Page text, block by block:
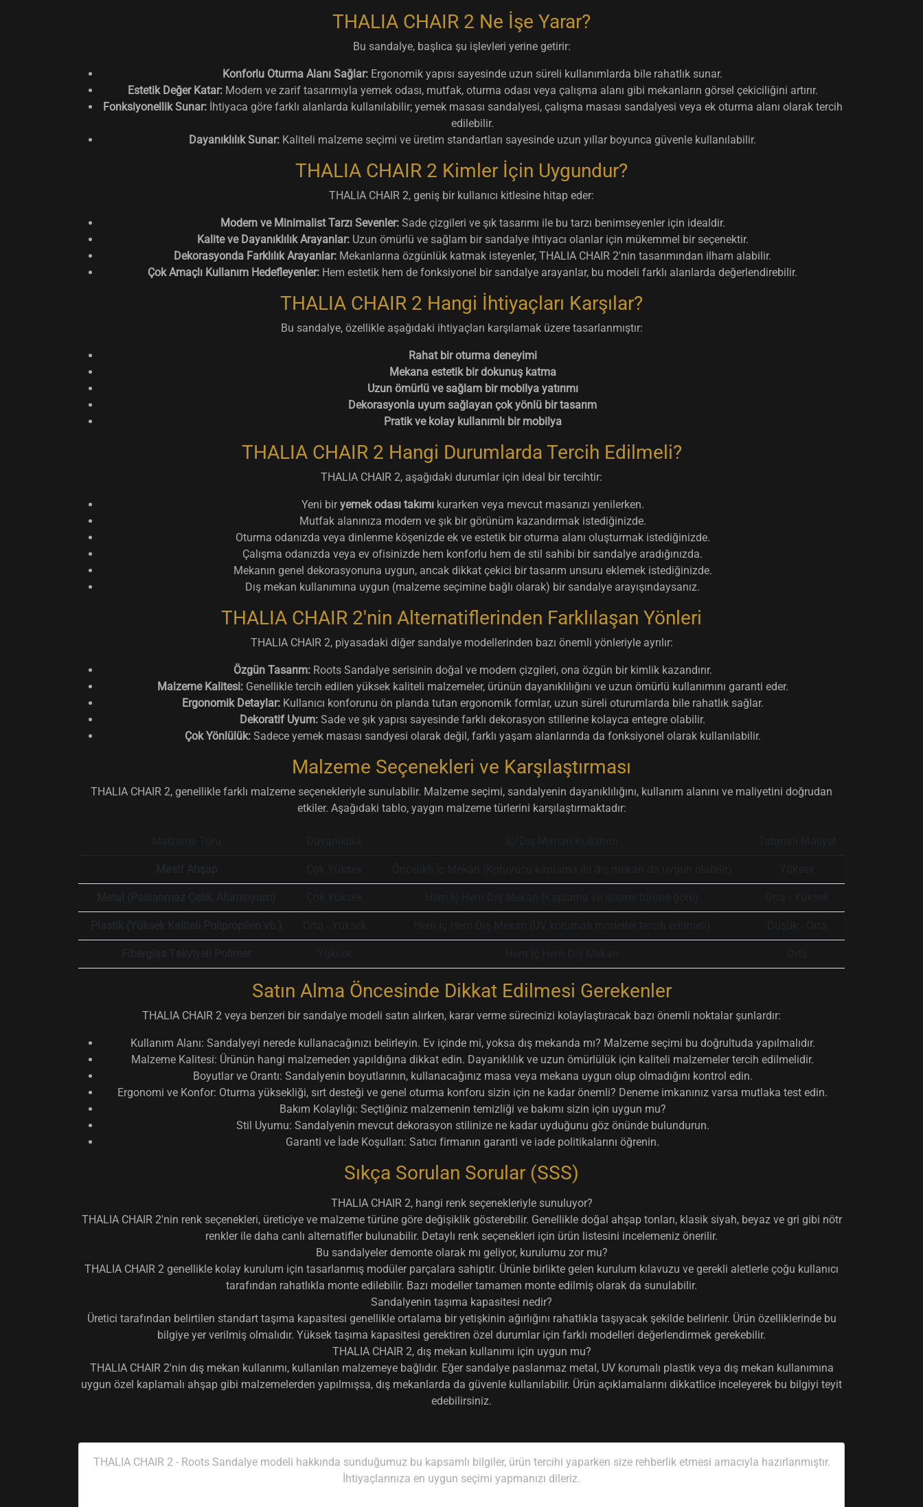
THALIA CHAIR 2 Ne İşe Yarar?
Bu sandalye, başlıca şu işlevleri yerine getirir:
Konforlu Oturma Alanı Sağlar: Ergonomik yapısı sayesinde uzun süreli kullanımlarda bile rahatlık sunar.
Estetik Değer Katar:Modern ve zarif tasarımıyla yemek odası, mutfak, oturma odası veya çalışma alanı gibi mekanların görsel çekiciliğini artırır.
Fonksiyonellik Sunar:İhtiyaca göre farklı alanlarda kullanılabilir; yemek masası sandalyesi, çalışma masası sandalyesi veya ek oturma alanı olarak tercih
edilebilir.
Dayanıklılık Sunar: Kaliteli malzeme seçimi ve üretim standartları sayesinde uzun yıllar boyunca güvenle kullanılabilir.
THALIA CHAIR 2 Kimler İçin Uygundur?
THALIA CHAIR 2, geniş bir kullanıcı kitlesine hitap eder:
Modern ve Minimalist Tarzı Sevenler:Sade çizgileri ve şık tasarımı ile bu tarzı benimseyenler için idealdir.
Kalite ve Dayanıklılık Arayanlar:Uzun ömürlü ve sağlam bir sandalye ihtiyacı olanlar için mükemmel bir seçenektir.
Dekorasyonda Farklılık Arayanlar: Mekanlarına özgünlük katmak isteyenler, THALIA CHAIR 2'nin tasarımından ilham alabilir.
Çok Amaçlı Kullanım Hedefleyenler: Hem estetik hem de fonksiyonel bir sandalye arayanlar, bu modeli farklı alanlarda değerlendirebilir.
THALIA CHAIR 2 Hangi İhtiyaçları Karşılar?
Bu sandalye, özellikle aşağıdaki ihtiyaçları karşılamak üzere tasarlanmıştır:
Rahat bir oturma deneyimi
Mekana estetik bir dokunuş katma
Uzun ömürlü ve sağlam bir mobilya yatırımı
Dekorasyonla uyum sağlayan çok yönlü bir tasarım
Pratik ve kolay kullanımlı bir mobilya
THALIA CHAIR 2 Hangi Durumlarda Tercih Edilmeli?
THALIA CHAIR 2, aşağıdaki durumlar için ideal bir tercihtir:
Yeni biryemek odası takımıkurarken veya mevcut masanızı yenilerken.
Mutfak alanınıza modern ve şık bir görünüm kazandırmak istediğinizde.
Oturma odanızda veya dinlenme köşenizde ek ve estetik bir oturma alanı oluşturmak istediğinizde.
Çalışma odanızda veya ev ofisinizde hem konforlu hem de stil sahibi bir sandalye aradığınızda.
Mekanın genel dekorasyonuna uygun, ancak dikkat çekici bir tasarım unsuru eklemek istediğinizde.
Dış mekan kullanımına uygun (malzeme seçimine bağlı olarak) bir sandalye arayışındaysanız.
THALIA CHAIR 2'nin Alternatiflerinden Farklılaşan Yönleri
THALIA CHAIR 2, piyasadaki diğer sandalye modellerinden bazı önemli yönleriyle ayrılır:
Özgün Tasarım:Roots Sandalye serisinin doğal ve modern çizgileri, ona özgün bir kimlik kazandırır.
Malzeme Kalitesi:Genellikle tercih edilen yüksek kaliteli malzemeler, ürünün dayanıklılığını ve uzun ömürlü kullanımını garanti eder.
Ergonomik Detaylar:Kullanıcı konforunu ön planda tutan ergonomik formlar, uzun süreli oturumlarda bile rahatlık sağlar.
Dekoratif Uyum: Sade ve şık yapısı sayesinde farklı dekorasyon stillerine kolayca entegre olabilir.
Çok Yönlülük:Sadece yemek masası sandyesi olarak değil, farklı yaşam alanlarında da fonksiyonel olarak kullanılabilir.
Malzeme Seçenekleri ve Karşılaştırması
THALIA CHAIR 2, genellikle farklı malzeme seçenekleriyle sunulabilir. Malzeme seçimi, sandalyenin dayanıklılığını, kullanım alanını ve maliyetini doğrudan
etkiler. Aşağıdaki tablo, yaygın malzeme türlerini karşılaştırmaktadır:
Satın Alma Öncesinde Dikkat Edilmesi Gerekenler
THALIA CHAIR 2 veya benzeri bir sandalye modeli satın alırken, karar verme sürecinizi kolaylaştıracak bazı önemli noktalar şunlardır:
Kullanım Alanı: Sandalyeyi nerede kullanacağınızı belirleyin. Ev içinde mi, yoksa dış mekanda mı? Malzeme seçimi bu doğrultuda yapılmalıdır.
Malzeme Kalitesi: Ürünün hangi malzemeden yapıldığına dikkat edin. Dayanıklılık ve uzun ömürlülük için kaliteli malzemeler tercih edilmelidir.
Boyutlar ve Orantı: Sandalyenin boyutlarının, kullanacağınız masa veya mekana uygun olup olmadığını kontrol edin.
Ergonomi ve Konfor: Oturma yüksekliği, sırt desteği ve genel oturma konforu sizin için ne kadar önemli? Deneme imkanınız varsa mutlaka test edin.
Bakım Kolaylığı: Seçtiğiniz malzemenin temizliği ve bakımı sizin için uygun mu?
Stil Uyumu: Sandalyenin mevcut dekorasyon stilinize ne kadar uyduğunu göz önünde bulundurun.
Garanti ve İade Koşulları: Satıcı firmanın garanti ve iade politikalarını öğrenin.
Sıkça Sorulan Sorular (SSS)
THALIA CHAIR 2, hangi renk seçenekleriyle sunuluyor?
THALIA CHAIR 2'nin renk seçenekleri, üreticiye ve malzeme türüne göre değişiklik gösterebilir. Genellikle doğal ahşap tonları, klasik siyah, beyaz ve gri gibi nötr
renkler ile daha canlı alternatifler bulunabilir. Detaylı renk seçenekleri için ürün listesini incelemeniz önerilir.
Bu sandalyeler demonte olarak mı geliyor, kurulumu zor mu?
THALIA CHAIR 2 genellikle kolay kurulum için tasarlanmış modüler parçalara sahiptir. Ürünle birlikte gelen kurulum kılavuzu ve gerekli aletlerle çoğu kullanıcı
tarafından rahatlıkla monte edilebilir. Bazı modeller tamamen monte edilmiş olarak da sunulabilir.
Sandalyenin taşıma kapasitesi nedir?
Üretici tarafından belirtilen standart taşıma kapasitesi genellikle ortalama bir yetişkinin ağırlığını rahatlıkla taşıyacak şekilde belirlenir. Ürün özelliklerinde bu
bilgiye yer verilmiş olmalıdır. Yüksek taşıma kapasitesi gerektiren özel durumlar için farklı modelleri değerlendirmek gerekebilir.
THALIA CHAIR 2, dış mekan kullanımı için uygun mu?
THALIA CHAIR 2'nin dış mekan kullanımı, kullanılan malzemeye bağlıdır. Eğer sandalye paslanmaz metal, UV korumalı plastik veya dış mekan kullanımına
uygun özel kaplamalı ahşap gibi malzemelerden yapılmışsa, dış mekanlarda da güvenle kullanılabilir. Ürün açıklamalarını dikkatlice inceleyerek bu bilgiyi teyit
edebilirsiniz.
THALIA CHAIR 2 - Roots Sandalye modeli hakkında sunduğumuz bu kapsamlı bilgiler, ürün tercihi yaparken size rehberlik etmesi amacıyla hazırlanmıştır.
İhtiyaçlarınıza en uygun seçimi yapmanızı dileriz.